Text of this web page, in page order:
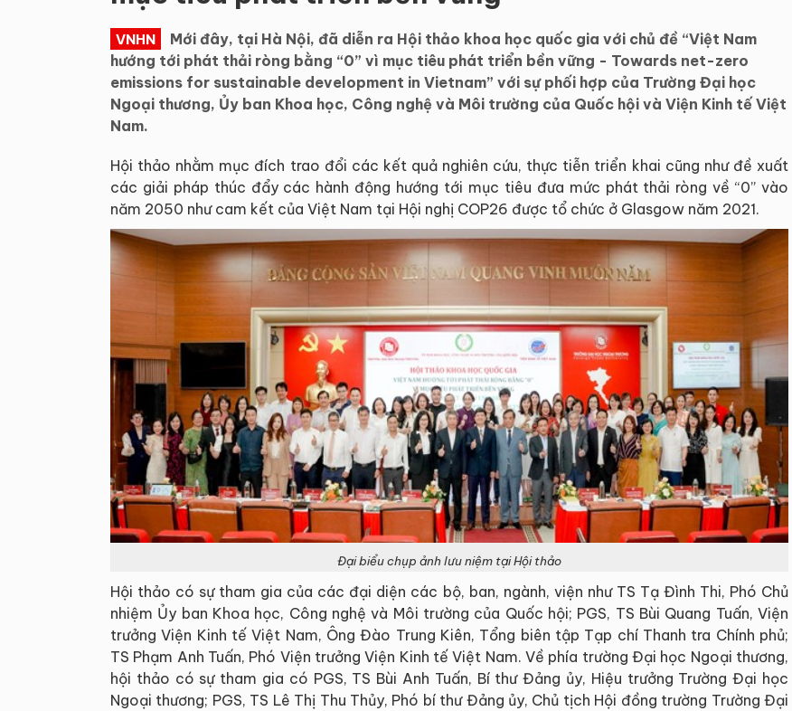
VNHN
Mới đây, tại Hà Nội, đã diễn ra Hội thảo khoa học quốc gia với chủ đề “Việt Nam
hướng tới phát thải ròng bằng “0” vì mục tiêu phát triển bền vững - Towards net-zero
emissions for sustainable development in Vietnam” với sự phối hợp của Trường Đại học
Ngoại thương, Ủy ban Khoa học, Công nghệ và Môi trường của Quốc hội và Viện Kinh tế Việt
Nam.
Hội thảo nhằm mục đích trao đổi các kết quả nghiên cứu, thực tiễn triển khai cũng như đề xuất
các giải pháp thúc đẩy các hành động hướng tới mục tiêu đưa mức phát thải ròng về “0” vào
năm 2050 như cam kết của Việt Nam tại Hội nghị COP26 được tổ chức ở Glasgow năm 2021.
Đại biểu chụp ảnh lưu niệm tại Hội thảo
Hội thảo có sự tham gia của các đại diện các bộ, ban, ngành, viện như TS Tạ Đình Thi, Phó Chủ
nhiệm Ủy ban Khoa học, Công nghệ và Môi trường của Quốc hội; PGS, TS Bùi Quang Tuấn, Viện
trưởng Viện Kinh tế Việt Nam, Ông Đào Trung Kiên, Tổng biên tập Tạp chí Thanh tra Chính phủ;
TS Phạm Anh Tuấn, Phó Viện trưởng Viện Kinh tế Việt Nam. Về phía trường Đại học Ngoại thương,
hội thảo có sự tham gia có PGS, TS Bùi Anh Tuấn, Bí thư Đảng ủy, Hiệu trưởng Trường Đại học
Ngoại thương; PGS, TS Lê Thị Thu Thủy, Phó bí thư Đảng ủy, Chủ tịch Hội đồng trường Trường Đại